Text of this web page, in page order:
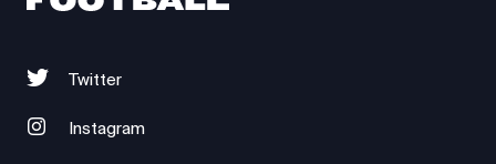
Twitter
Instagram